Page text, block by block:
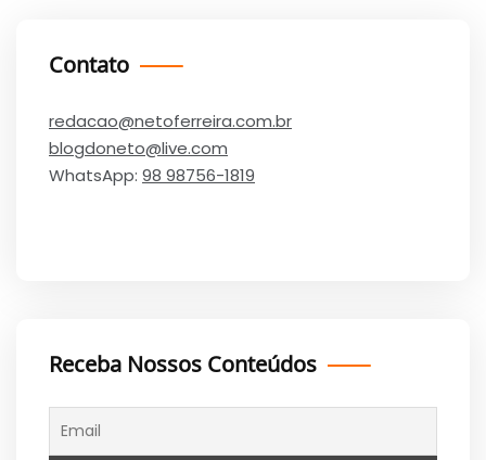
Contato
redacao@netoferreira.com.br
blogdoneto@live.com
WhatsApp: 98 98756-1819
Receba Nossos Conteúdos